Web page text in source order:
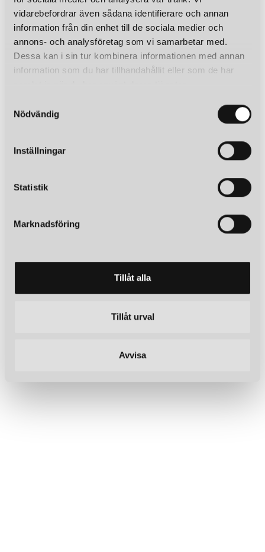
vidarebefordrar även sådana identifierare och annan
information från din enhet till de sociala medier och
annons- och analysföretag som vi samarbetar med.
Dessa kan i sin tur kombinera informationen med annan
information som du har tillhandahållit eller som de har
Nödvändig
Inställningar
Statistik
Marknadsföring
Tillåt alla
Tillåt urval
Avvisa